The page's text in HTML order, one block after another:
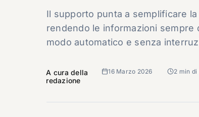
Il supporto punta a semplificare
rendendo le informazioni sempre
modo automatico e senza
A cura della
redazione
16 Marzo 2026 2 min di